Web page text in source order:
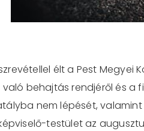
élt a Pest Megyei
behajtás rendjéről és a
nem lépését,
testület az